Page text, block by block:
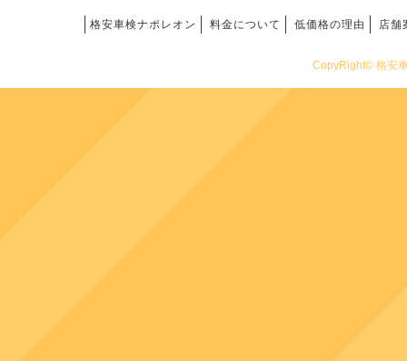
格安車検ナポレオン 料金について 低価格の理由 店舗
CopyRight© 格安